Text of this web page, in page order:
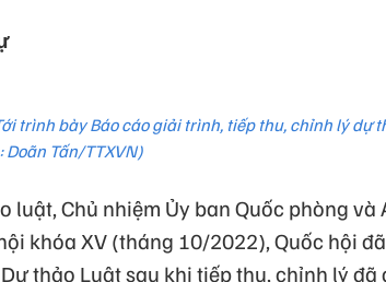
trình bày Báo cáo giải trình, tiếp thu, chỉnh lý dự
Doãn Tấn/TTXVN)
Chủ nhiệm Ủy ban Quốc phòng và
khóa XV (tháng 10/2022), Quốc hội
thảo Luật sau khi tiếp thu, chỉnh lý đã